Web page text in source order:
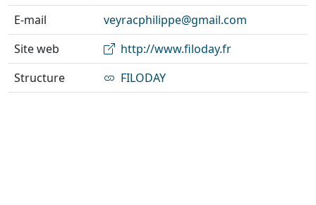
E-mail
veyracphilippe@gmail.com
Site web
http://www.filoday.fr
Structure
FILODAY